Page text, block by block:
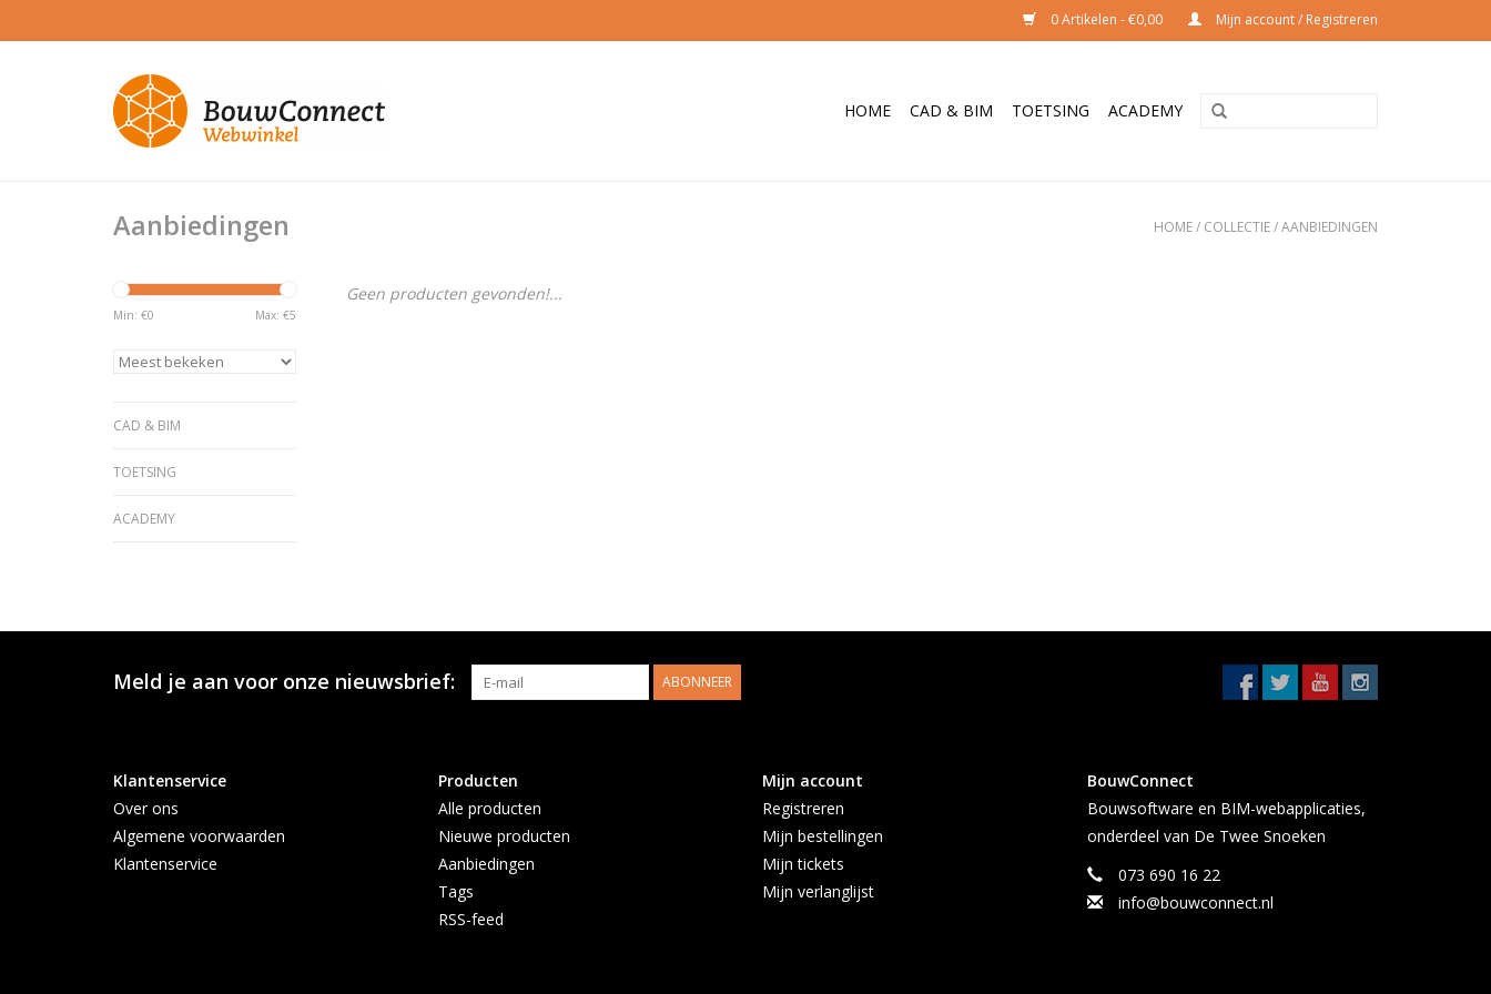
0 Artikelen - €0,00 Mijn account / Registreren
HOME CAD & BIM TOETSING ACADEMY
Aanbiedingen HOME/ COLLECTIE/AANBIEDINGEN
Min: €0 Max: €5
CAD & BIM
TOETSING
ACADEMY
Geen producten gevonden!...
Meld je aan voor onze nieuwsbrief: ABONNEER
Klantenservice
Over ons
Algemene voorwaarden
Klantenservice
Producten
Alle producten
Nieuwe producten
Aanbiedingen
Tags
RSS-feed
Mijn account
Registreren
Mijn bestellingen
Mijn tickets
Mijn verlanglijst
BouwConnect
Bouwsoftware en BIM-webapplicaties,
onderdeel van De Twee Snoeken
073 690 16 22
info@bouwconnect.nl